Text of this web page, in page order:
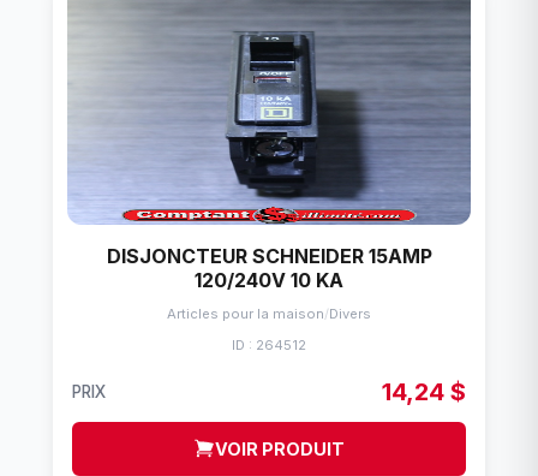
DISJONCTEUR SCHNEIDER 15AMP
120/240V 10 KA
Articles pour la maison/Divers
ID : 264512
PRIX 14,24 $
VOIR PRODUIT